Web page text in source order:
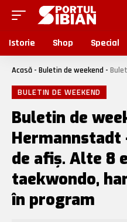
Istorie Shop Special
Acasă - Buletin de weekend - Buletin de
BULETIN DE WEEKEND
Buletin de
Hermannstadt
de afiș. Alte 8
taekwondo,
în program